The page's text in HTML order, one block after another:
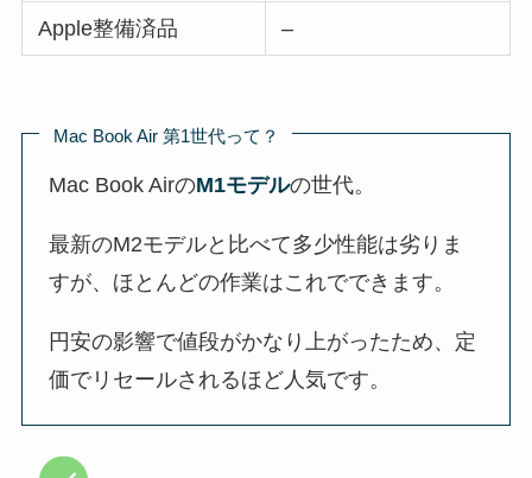
Apple整備済品 –
Mac Book Air 第1世代って？
Mac Book AirのM1モデルの世代。
最新のM2モデルと比べて多少性能は劣りま
すが、ほとんどの作業はこれでできます。
円安の影響で値段がかなり上がったため、定
価でリセールされるほど人気です。